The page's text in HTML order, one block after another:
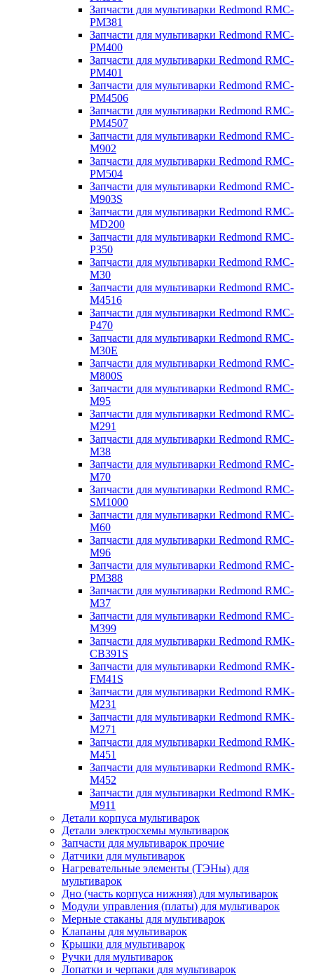
Запчасти для мультиварки Redmond RMC-
PM381
Запчасти для мультиварки Redmond RMC-
PM400
Запчасти для мультиварки Redmond RMC-
PM401
Запчасти для мультиварки Redmond RMC-
PM4506
Запчасти для мультиварки Redmond RMC-
PM4507
Запчасти для мультиварки Redmond RMC-
M902
Запчасти для мультиварки Redmond RMC-
PM504
Запчасти для мультиварки Redmond RMC-
M903S
Запчасти для мультиварки Redmond RMC-
MD200
Запчасти для мультиварки Redmond RMC-
P350
Запчасти для мультиварки Redmond RMC-
M30
Запчасти для мультиварки Redmond RMC-
M4516
Запчасти для мультиварки Redmond RMC-
P470
Запчасти для мультиварки Redmond RMC-
M30E
Запчасти для мультиварки Redmond RMC-
M800S
Запчасти для мультиварки Redmond RMC-
M95
Запчасти для мультиварки Redmond RMC-
M291
Запчасти для мультиварки Redmond RMC-
M38
Запчасти для мультиварки Redmond RMC-
M70
Запчасти для мультиварки Redmond RMC-
SM1000
Запчасти для мультиварки Redmond RMC-
M60
Запчасти для мультиварки Redmond RMC-
M96
Запчасти для мультиварки Redmond RMC-
PM388
Запчасти для мультиварки Redmond RMC-
M37
Запчасти для мультиварки Redmond RMC-
M399
Запчасти для мультиварки Redmond RMK-
CB391S
Запчасти для мультиварки Redmond RMK-
FM41S
Запчасти для мультиварки Redmond RMK-
M231
Запчасти для мультиварки Redmond RMK-
M271
Запчасти для мультиварки Redmond RMK-
M451
Запчасти для мультиварки Redmond RMK-
M452
Запчасти для мультиварки Redmond RMK-
M911
Детали корпуса мультиварок
Детали электросхемы мультиварок
Запчасти для мультиварок прочие
Датчики для мультиварок
Нагревательные элементы (ТЭНы) для
мультиварок
Дно (часть корпуса нижняя) для мультиварок
Модули управления (платы) для мультиварок
Мерные стаканы для мультиварок
Клапаны для мультиварок
Крышки для мультиварок
Ручки для мультиварок
Лопатки и черпаки для мультиварок